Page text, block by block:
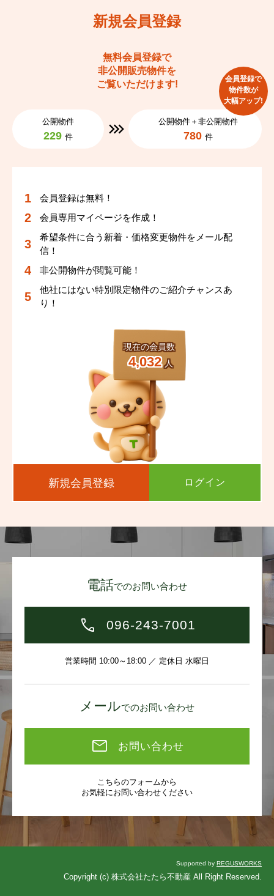
新規会員登録
無料会員登録で
非公開販売物件を
ご覧いただけます!
公開物件
229 件
公開物件＋非公開物件
780 件
会員登録で
物件数が
大幅アップ!
現在の会員数
4,032 人
会員登録は無料！
会員専用マイページを作成！
希望条件に合う新着・価格変更物件をメール配
信！
非公開物件が閲覧可能！
他社にはない特別限定物件のご紹介チャンスあ
り！
新規会員登録 ログイン
電話でのお問い合わせ
096-243-7001
営業時間 10:00～18:00 ／ 定休日 水曜日
メールでのお問い合わせ
お問い合わせ
こちらのフォームから
お気軽にお問い合わせください
Supported by REGUSWORKS
Copyright (c) 株式会社たたら不動産 All Right Reserved.